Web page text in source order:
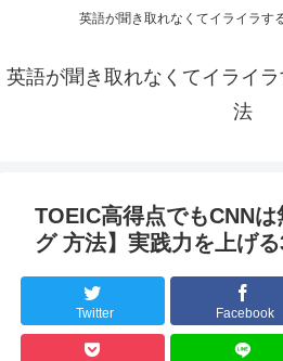
英語が聞き取れなくてイライラす
英語が聞き取れなくてイライ
法
TOEIC高得点でもCNN
グ 方法】実践力を上げ
Twitter Facebook